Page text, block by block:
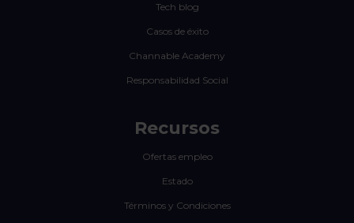
Tech blog
Casos de éxito
Channable Academy
Responsabilidad Social
Recursos
Ofertas empleo
Estado
Términos y Condiciones